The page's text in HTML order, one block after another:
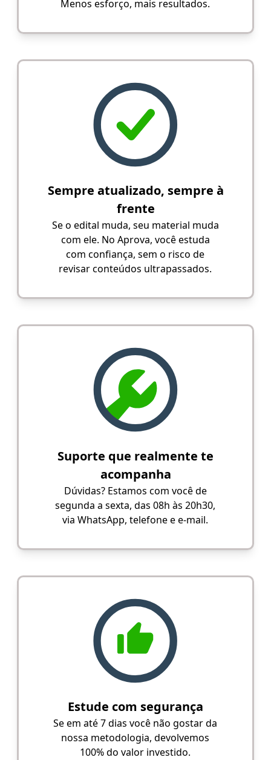
Menos esforço, mais resultados.
Sempre atualizado, sempre à
frente
Se o edital muda, seu material muda
com ele. No Aprova, você estuda
com confiança, sem o risco de
revisar conteúdos ultrapassados.
Suporte que realmente te
acompanha
Dúvidas? Estamos com você de
segunda a sexta, das 08h às 20h30,
via WhatsApp, telefone e e-mail.
Estude com segurança
Se em até 7 dias você não gostar da
nossa metodologia, devolvemos
100% do valor investido.